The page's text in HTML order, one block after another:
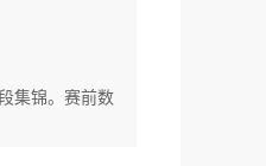
集锦。赛前数